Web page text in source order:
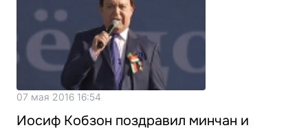
07 мая 2016 16:54
Иосиф Кобзон поздравил минчан и